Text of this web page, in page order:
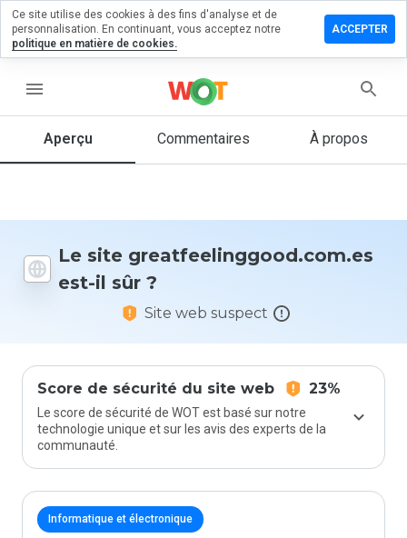
menu
Aperçu Commentaires À propos
Le site greatfeelinggood.com.es
est-il sûr ?
Site web suspect
Score de sécurité du site web 23%
Le score de sécurité de WOT est basé sur notre
technologie unique et sur les avis des experts de la
communauté.
Informatique et électronique
commentaire
Quelle
donneriez-
Ce site utilise des cookies à des fins d'analyse et de
personnalisation. En continuant, vous acceptez notre
politique en matière de cookies.
ACCEPTER